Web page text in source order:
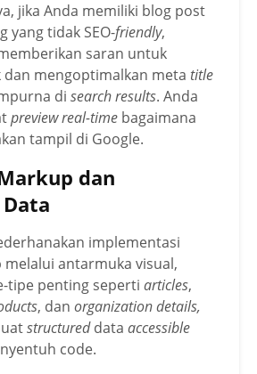
jika Anda memiliki blog post
yang tidak SEO-friendly,
saran untuk
mengoptimalkan meta title
di search results. Anda
preview real-time bagaimana
tampil di Google.
dan
implementasi
antarmuka visual,
tipe penting seperti articles,
, dan organization details,
structureddata accessible
code.